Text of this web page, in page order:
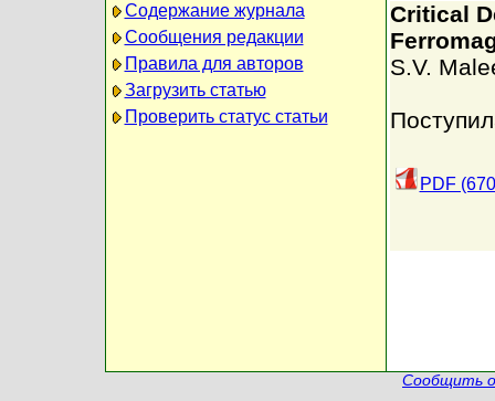
Содержание журнала
Сообщения редакции
Правила для авторов
Загрузить статью
Проверить статус статьи
Critical
S.V.
PDF
Сообщить о